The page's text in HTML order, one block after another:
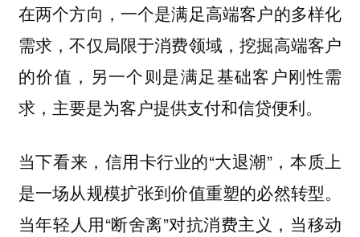
在两个方向，一个是满足高端客户的多样化
需求，不仅局限于消费领域，挖掘高端客户
的价值，另一个则是满足基础客户刚性需
求，主要是为客户提供支付和信贷便利。
当下看来，信用卡行业的“大退潮”，本质上
是一场从规模扩张到价值重塑的必然转型。
当年轻人用“断舍离”对抗消费主义，当移动